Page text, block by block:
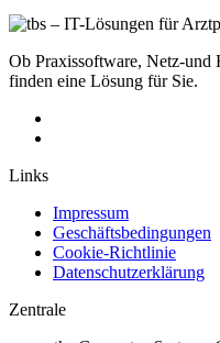
Ob Praxissoftware, Netz-und
finden eine Lösung für Sie.
Links
Impressum
Geschäftsbedingungen
Cookie-Richtlinie
Datenschutzerklärung
Zentrale